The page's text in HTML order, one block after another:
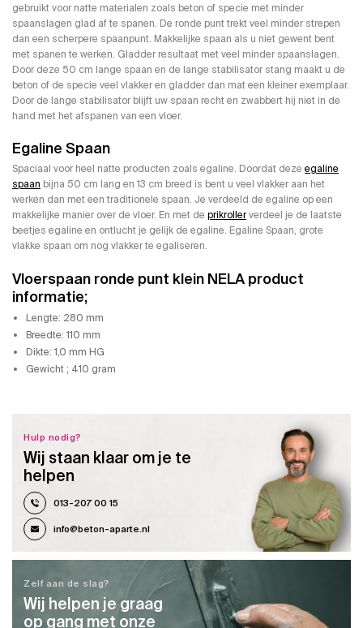
gebruikt voor natte materialen zoals beton of specie met minder
spaanslagen glad af te spanen. De ronde punt trekt veel minder strepen
dan een scherpere spaanpunt. Makkelijke spaan als u niet gewent bent
met spanen te werken. Gladder resultaat met veel minder spaanslagen.
Door deze 50 cm lange spaan en de lange stabilisator stang maakt u de
beton of de specie veel vlakker en gladder dan mat een kleiner exemplaar.
Door de lange stabilisator blijft uw spaan recht en zwabbert hij niet in de
hand met het afspanen van een vloer.
Egaline Spaan
Spaciaal voor heel natte producten zoals egaline. Doordat deze egaline
spaan bijna 50 cm lang en 13 cm breed is bent u veel vlakker aan het
werken dan met een traditionele spaan. Je verdeeld de egaline op een
makkelijke manier over de vloer. En met de prikrollerverdeel je de laatste
beetjes egaline en ontlucht je gelijk de egaline. Egaline Spaan, grote
vlakke spaan om nog vlakker te egaliseren.
Vloerspaan ronde punt klein NELA product
informatie;
Lengte: 280 mm
Breedte: 110 mm
Dikte: 1,0 mm HG
Gewicht ; 410 gram
Hulp nodig?
Wij staan klaar om je te
helpen
013-207 00 15
info@beton-aparte.nl
Zelf aan de slag?
Wij helpen je graag
op gang met onze